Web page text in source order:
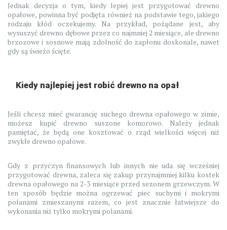
Jednak decyzja o tym, kiedy lepiej jest przygotować drewno
opałowe, powinna być podjęta również na podstawie tego, jakiego
rodzaju kłód oczekujemy. Na przykład, pożądane jest, aby
wysuszyć drewno dębowe przez co najmniej 2 miesiące, ale drewno
brzozowe i sosnowe mają zdolność do zapłonu doskonale, nawet
gdy są świeżo ścięte.
Kiedy najlepiej jest robić drewno na opał
Jeśli chcesz mieć gwarancję suchego drewna opałowego w zimie,
możesz kupić drewno suszone komorowo. Należy jednak
pamiętać, że będą one kosztować o rząd wielkości więcej niż
zwykłe drewno opałowe.
Gdy z przyczyn finansowych lub innych nie uda się wcześniej
przygotować drewna, zaleca się zakup przynajmniej kilku kostek
drewna opałowego na 2-3 miesiące przed sezonem grzewczym. W
ten sposób będzie można ogrzewać piec suchymi i mokrymi
polanami zmieszanymi razem, co jest znacznie łatwiejsze do
wykonania niż tylko mokrymi polanami.